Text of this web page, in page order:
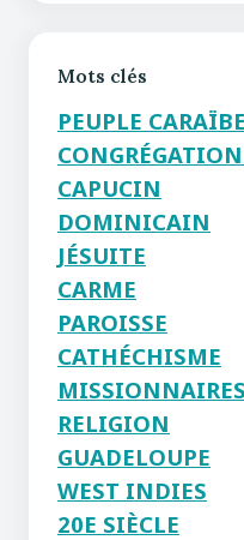
Mots clés
PEUPLE CARAÏBE
CAPUCIN
DOMINICAIN
JÉSUITE
CARME
PAROISSE
CATHÉCHISME
MISSIONNAIRES
RELIGION
GUADELOUPE
WEST INDIES
20E SIÈCLE